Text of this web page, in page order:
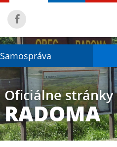
Samospráva
Oficiálne stránky
RADOMA